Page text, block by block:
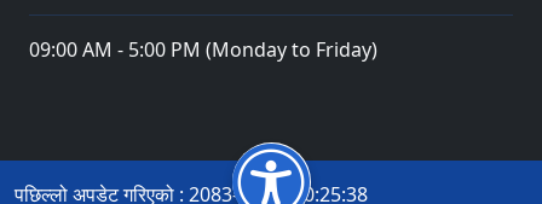
09:00 AM - 5:00 PM (Monday to Friday)
पछिल्लो अपडेट गरिएको : 2083-04-15 10:25:38